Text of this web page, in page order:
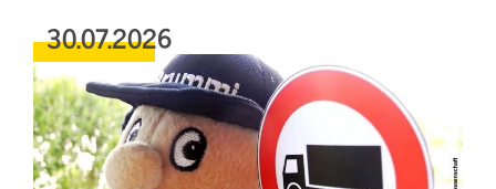
30.07.2026